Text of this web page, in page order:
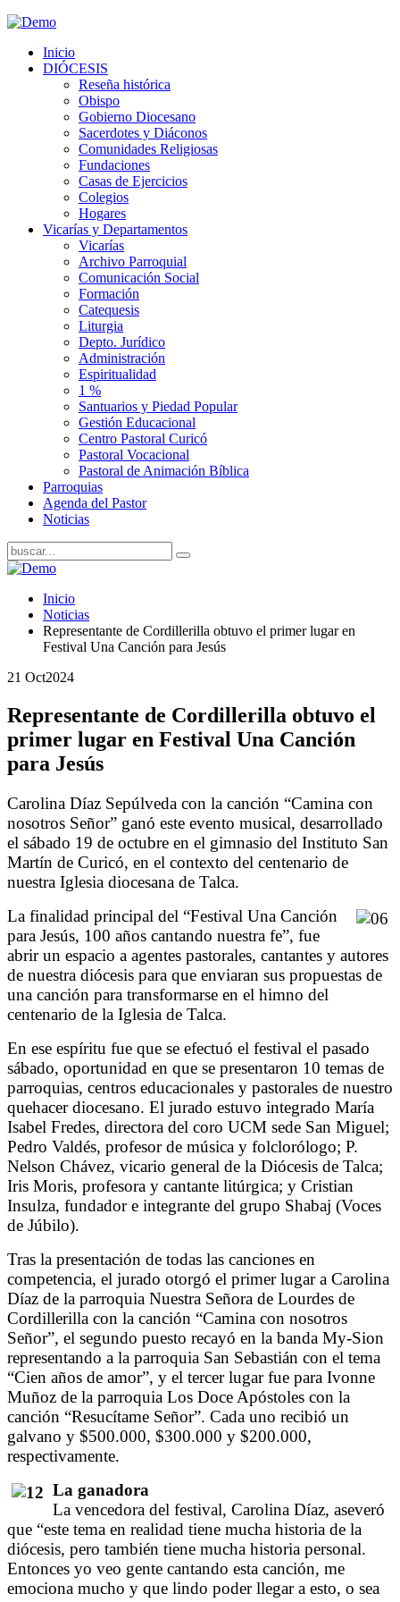
Inicio
DIÓCESIS
Reseña histórica
Obispo
Gobierno Diocesano
Sacerdotes y Diáconos
Comunidades Religiosas
Fundaciones
Casas de Ejercicios
Colegios
Hogares
Vicarías y Departamentos
Vicarías
Archivo Parroquial
Comunicación Social
Formación
Catequesis
Liturgia
Depto. Jurídico
Administración
Espiritualidad
1 %
Santuarios y Piedad Popular
Gestión Educacional
Centro Pastoral Curicó
Pastoral Vocacional
Pastoral de Animación Bíblica
Parroquias
Agenda del Pastor
Noticias
Inicio
Noticias
Representante de Cordillerilla obtuvo el primer lugar en
Festival Una Canción para Jesús
21 Oct2024
Representante de Cordillerilla obtuvo el
primer lugar en Festival Una Canción
para Jesús
Carolina Díaz Sepúlveda con la canción “Camina con
nosotros Señor” ganó este evento musical, desarrollado
el sábado 19 de octubre en el gimnasio del Instituto San
Martín de Curicó, en el contexto del centenario de
nuestra Iglesia diocesana de Talca.
La finalidad principal del “Festival Una Canción
para Jesús, 100 años cantando nuestra fe”, fue
abrir un espacio a agentes pastorales, cantantes y autores
de nuestra diócesis para que enviaran sus propuestas de
una canción para transformarse en el himno del
centenario de la Iglesia de Talca.
En ese espíritu fue que se efectuó el festival el pasado
sábado, oportunidad en que se presentaron 10 temas de
parroquias, centros educacionales y pastorales de nuestro
quehacer diocesano. El jurado estuvo integrado María
Isabel Fredes, directora del coro UCM sede San Miguel;
Pedro Valdés, profesor de música y folclorólogo; P.
Nelson Chávez, vicario general de la Diócesis de Talca;
Iris Moris, profesora y cantante litúrgica; y Cristian
Insulza, fundador e integrante del grupo Shabaj (Voces
de Júbilo).
Tras la presentación de todas las canciones en
competencia, el jurado otorgó el primer lugar a Carolina
Díaz de la parroquia Nuestra Señora de Lourdes de
Cordillerilla con la canción “Camina con nosotros
Señor”, el segundo puesto recayó en la banda My-Sion
representando a la parroquia San Sebastián con el tema
“Cien años de amor”, y el tercer lugar fue para Ivonne
Muñoz de la parroquia Los Doce Apóstoles con la
canción “Resucítame Señor”. Cada uno recibió un
galvano y $500.000, $300.000 y $200.000,
respectivamente.
La ganadora
La vencedora del festival, Carolina Díaz, aseveró
que “este tema en realidad tiene mucha historia de la
diócesis, pero también tiene mucha historia personal.
Entonces yo veo gente cantando esta canción, me
emociona mucho y que lindo poder llegar a esto, o sea